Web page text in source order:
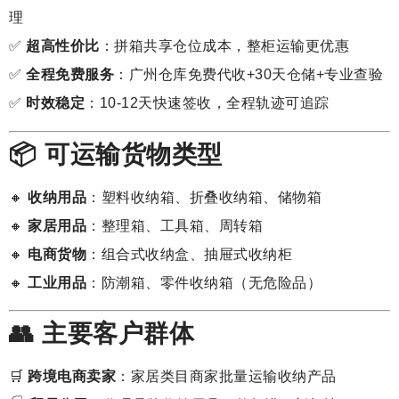
理
✅ 超高性价比 ：拼箱共享仓位成本，整柜运输更优惠
✅ 全程免费服务 ：广州仓库免费代收+30天仓储+专业查验
✅ 时效稳定 ：10-12天快速签收，全程轨迹可追踪
📦 可运输货物类型
🔸 收纳用品 ：塑料收纳箱、折叠收纳箱、储物箱
🔸 家居用品 ：整理箱、工具箱、周转箱
🔸 电商货物 ：组合式收纳盒、抽屉式收纳柜
🔸 工业用品 ：防潮箱、零件收纳箱（无危险品）
👥 主要客户群体
🛒 跨境电商卖家 ：家居类目商家批量运输收纳产品